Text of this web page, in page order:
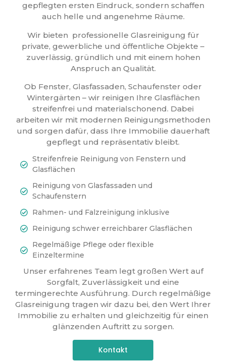
gepflegten ersten Eindruck, sondern schaffen
auch helle und angenehme Räume.
Wir bieten professionelle Glasreinigung für
private, gewerbliche und öffentliche Objekte –
zuverlässig, gründlich und mit einem hohen
Anspruch an Qualität.
Ob Fenster, Glasfassaden, Schaufenster oder
Wintergärten – wir reinigen Ihre Glasflächen
streifenfrei und materialschonend. Dabei
arbeiten wir mit modernen Reinigungsmethoden
und sorgen dafür, dass Ihre Immobilie dauerhaft
gepflegt und repräsentativ bleibt.
Streifenfreie Reinigung von Fenstern und
Glasflächen
Reinigung von Glasfassaden und
Schaufenstern
Rahmen- und Falzreinigung inklusive
Reinigung schwer erreichbarer Glasflächen
Regelmäßige Pflege oder flexible
Einzeltermine
Unser erfahrenes Team legt großen Wert auf
Sorgfalt, Zuverlässigkeit und eine
termingerechte Ausführung. Durch regelmäßige
Glasreinigung tragen wir dazu bei, den Wert Ihrer
Immobilie zu erhalten und gleichzeitig für einen
glänzenden Auftritt zu sorgen.
Kontakt